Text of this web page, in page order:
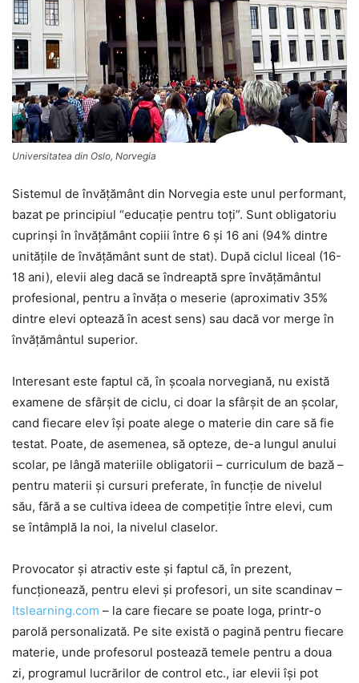
Universitatea din Oslo, Norvegia
Sistemul de învăţământ din Norvegia este unul performant,
bazat pe principiul “educaţie pentru toţi”. Sunt obligatoriu
cuprinşi în învăţământ copiii între 6 şi 16 ani (94% dintre
unităţile de învăţământ sunt de stat). După ciclul liceal (16-
18 ani), elevii aleg dacă se îndreaptă spre învăţământul
profesional, pentru a învăţa o meserie (aproximativ 35%
dintre elevi optează în acest sens) sau dacă vor merge în
învăţământul superior.
Interesant este faptul că, în şcoala norvegiană, nu există
examene de sfârşit de ciclu, ci doar la sfârşit de an şcolar,
cand fiecare elev îşi poate alege o materie din care să fie
testat. Poate, de asemenea, să opteze, de-a lungul anului
scolar, pe lângă materiile obligatorii – curriculum de bază –
pentru materii şi cursuri preferate, în funcţie de nivelul
său, fără a se cultiva ideea de competiţie între elevi, cum
se întâmplă la noi, la nivelul claselor.
Provocator şi atractiv este şi faptul că, în prezent,
funcţionează, pentru elevi şi profesori, un site scandinav –
Itslearning.com – la care fiecare se poate loga, printr-o
parolă personalizată. Pe site există o pagină pentru fiecare
materie, unde profesorul postează temele pentru a doua
zi, programul lucrărilor de control etc., iar elevii îşi pot